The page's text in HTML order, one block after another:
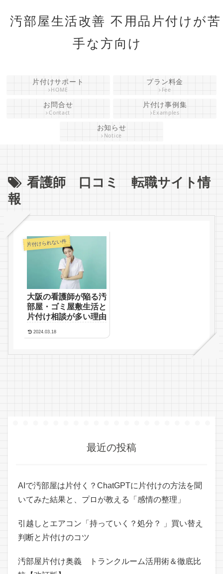
汚部屋生活改善 不用品片付けが苦
手な方向け
片付けサポート
HOME
プラン料金
Fee
お問合せ
Contact
片付け事例集
Examples
お知らせ
Notice
看護師 口コミ 転職サイト情
報
片付けられない件
大阪の看護師が陥る汚
部屋・ゴミ屋敷生活と
片付け相談が多い理由
2024.03.18
最近の投稿
AIで汚部屋は片付く？ChatGPTに片付けの方法を聞
いてみた結果と、プロが教える「感情の整理」
引越しとエアコン「持っていく？処分？ 」買い替え
判断と片付けのコツ
汚部屋片付け奥義 トランクルーム活用術＆徹底比